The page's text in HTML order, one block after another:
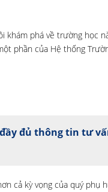
phá về trường học
phần của Hệ thống
đủ thông tin tư
cả kỳ vọng của quý phụ